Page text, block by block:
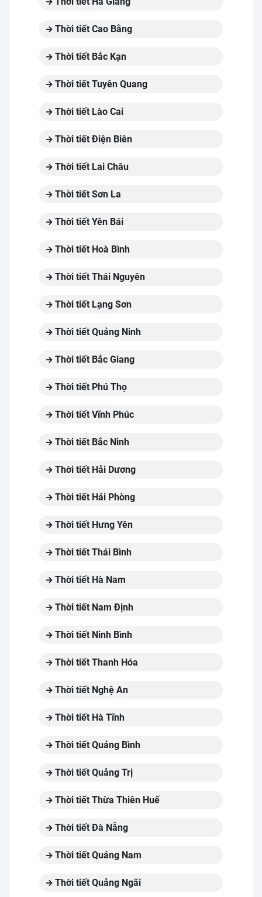
Thời tiết Cao Bằng
Thời tiết Bắc Kạn
Thời tiết Tuyên Quang
Thời tiết Lào Cai
Thời tiết Điện Biên
Thời tiết Lai Châu
Thời tiết Sơn La
Thời tiết Yên Bái
Thời tiết Hoà Bình
Thời tiết Thái Nguyên
Thời tiết Lạng Sơn
Thời tiết Quảng Ninh
Thời tiết Bắc Giang
Thời tiết Phú Thọ
Thời tiết Vĩnh Phúc
Thời tiết Bắc Ninh
Thời tiết Hải Dương
Thời tiết Hải Phòng
Thời tiết Hưng Yên
Thời tiết Thái Bình
Thời tiết Hà Nam
Thời tiết Nam Định
Thời tiết Ninh Bình
Thời tiết Thanh Hóa
Thời tiết Nghệ An
Thời tiết Hà Tĩnh
Thời tiết Quảng Bình
Thời tiết Quảng Trị
Thời tiết Thừa Thiên Huế
Thời tiết Đà Nẵng
Thời tiết Quảng Nam
Thời tiết Quảng Ngãi